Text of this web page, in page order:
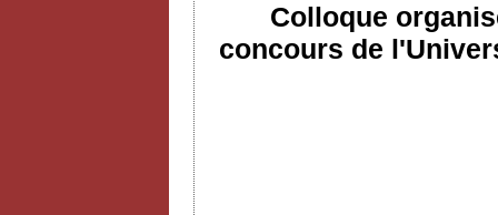
Colloque
concours de